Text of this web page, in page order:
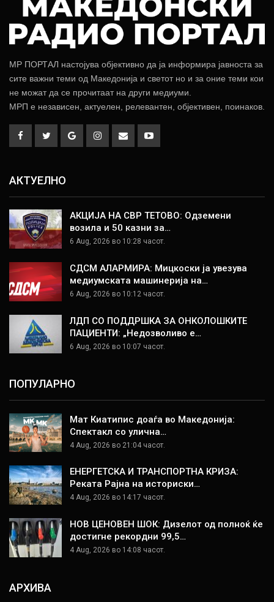
МР ПОРТАЛ настојува објективно да ја информира јавноста за
сите важни теми од Македонија и светот но и за оние теми кои
не можат да се прочитаат на други медиуми.
МРП е независен, актуелен, релевантен, објективен, поинаков.
АКТУЕЛНО
АКЦИЈА НА СВР ТЕТОВО: Одземени
возила и 50 казни за…
6 Aug, 2026 во 10:28 часот.
СДСМ АЛАРМИРА: Мицкоски ја увезува
медиумската машинерија на…
6 Aug, 2026 во 10:12 часот.
ЛДП СО ПОДДРШКА ЗА ОНКОЛОШКИТЕ
ПАЦИЕНТИ: „Недозволиво е…
6 Aug, 2026 во 10:07 часот.
ПОПУЛАРНО
Мат Киатипис доаѓа во Македонија:
Спектакл со улична…
4 Aug, 2026 во 21:04 часот.
ЕНЕРГЕТСКА И ТРАНСПОРТНА КРИЗА:
Реката Рајна на историски…
4 Aug, 2026 во 14:17 часот.
НОВ ЦЕНОВЕН ШОК: Дизелот од полноќ ќе
достигне рекордни 99,5…
4 Aug, 2026 во 14:08 часот.
АРХИВА